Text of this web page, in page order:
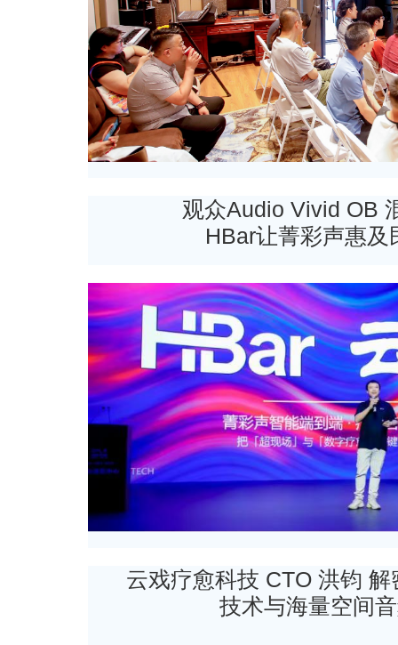
观众Audio Vivid OB
HBar让菁彩声惠
云戏疗愈科技 CTO 洪钧
技术与海量空间